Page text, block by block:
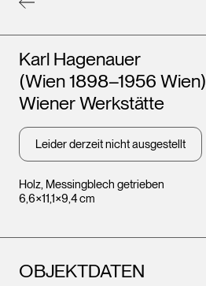
Leopold Museum,
Wien © Caja Hagenauer
Holz, Messingblech getrieben
6,6×11,1×9,4 cm
Künstler*innen
Karl Hagenauer
(Wien 1898–1956 Wien)
Wiener Werkstätte
Leider derzeit nicht ausgestellt
OBJEKTDATEN